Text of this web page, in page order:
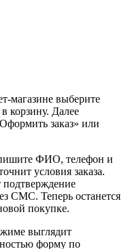
магазине выберите
корзину. Далее
заказ» или
ФИО, телефон и
условия заказа.
подтверждение
СМС. Теперь останется
покупке.
выглядит
форму по